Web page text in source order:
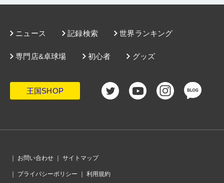
ニュース 記録検索 世界ランキング
グッズ
専門店&卓球場 初心者
王国SHOP
｜ お問い合わせ ｜ サイトマップ
｜ プライバシーポリシー ｜ 利用規約